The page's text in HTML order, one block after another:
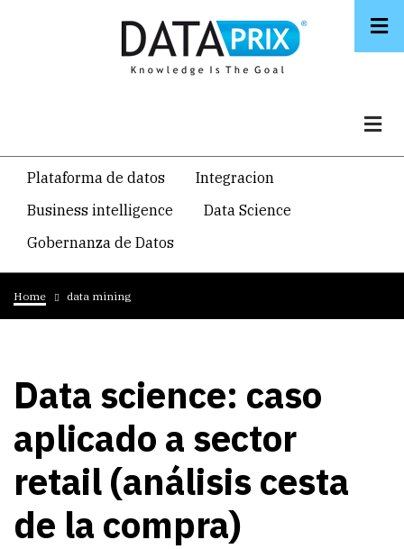
Navegacion
temática
principal
Plataforma de datos
Integracion
Business intelligence
Data Science
Gobernanza de Datos
Breadcrumb
Home data mining
Data science: caso
aplicado a sector
retail (análisis cesta
de la compra)